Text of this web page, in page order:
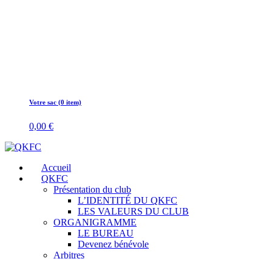
Votre sac (0 item)
0,00 €
Accueil
QKFC
Présentation du club
L’IDENTITÉ DU QKFC
LES VALEURS DU CLUB
ORGANIGRAMME
LE BUREAU
Devenez bénévole
Arbitres